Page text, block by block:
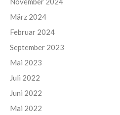
März 2024
Februar 2024
September 2023
Mai 2023
Juli 2022
Juni 2022
Mai 2022